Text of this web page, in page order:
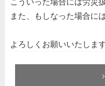
また、もしなった場合に
よろしくお願いいたしま